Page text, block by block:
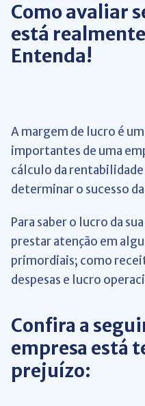
Como avaliar
está
Entenda!
A margem de lucro é
importantes de uma
cálculo da
determinar o sucesso
Para saber o lucro da
prestar atenção em
primordiais; como
despesas e lucro
Confira a
empresa está
prejuízo: